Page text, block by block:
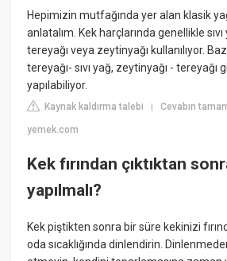
Hepimizin mutfağında yer alan klasik
anlatalım. Kek harçlarında genellikle
tereyağı veya zeytinyağı kullanılıyor.
tereyağı- sıvı yağ, zeytinyağı -
yapılabiliyor.
Kaynak kaldırma talebi |Cevabın
yemek.com
Kek fırından çıktıktan
yapılmalı?
Kek piştikten sonra bir süre kekinizi
oda sıcaklığında dinlendirin.